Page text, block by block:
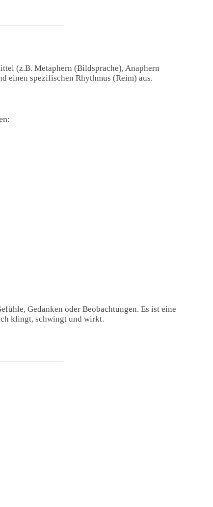
(z.B. Metaphern (Bildsprache), Anaphern
einen spezifischen Rhythmus (Reim) aus.
Gedanken oder Beobachtungen. Es ist eine
klingt, schwingt und wirkt.